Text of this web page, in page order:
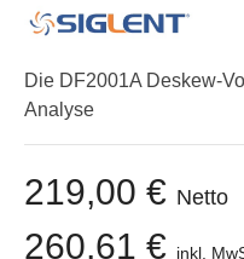
Die DF2001A Deskew-
Analyse
219,00 € Netto
260,61 € inkl.